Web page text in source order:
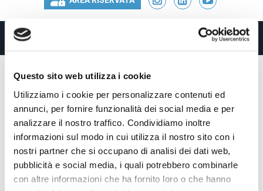
Questo sito web utilizza i cookie
Utilizziamo i cookie per personalizzare contenuti ed
annunci, per fornire funzionalità dei social media e per
analizzare il nostro traffico. Condividiamo inoltre
informazioni sul modo in cui utilizza il nostro sito con i
nostri partner che si occupano di analisi dei dati web,
pubblicità e social media, i quali potrebbero combinarle
con altre informazioni che ha fornito loro o che hanno
Toggle
Home Compagnie
Compagnie
Le Compagnie sono un modo per continuare e rendere stabile la
rete di relazioni attivate da Impresa Persona Agroalimentare.